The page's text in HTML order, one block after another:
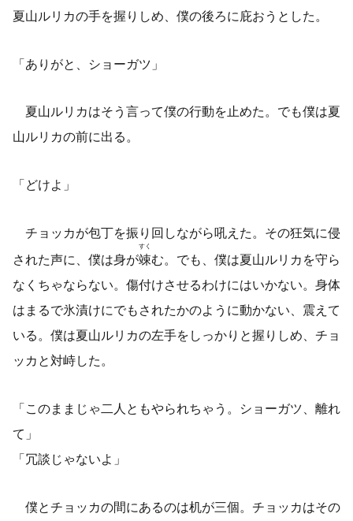
夏山ルリカの手を握りしめ、僕の後ろに庇おうとした。
「ありがと、ショーガツ」
夏山ルリカはそう言って僕の行動を止めた。でも僕は夏
山ルリカの前に出る。
「どけよ」
チョッカが包丁を振り回しながら吼えた。その狂気に侵
された声に、僕は身が竦
すく
む。でも、僕は夏山ルリカを守ら
なくちゃならない。傷付けさせるわけにはいかない。身体
はまるで氷漬けにでもされたかのように動かない、震えて
いる。僕は夏山ルリカの左手をしっかりと握りしめ、チョ
ッカと対峙した。
「このままじゃ二人ともやられちゃう。ショーガツ、離れ
て」
「冗談じゃないよ」
僕とチョッカの間にあるのは机が三個。チョッカはその